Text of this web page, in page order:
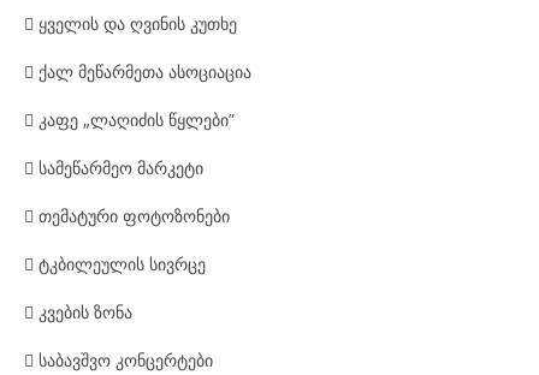
 ყველის და ღვინის კუთხე
 ქალ მეწარმეთა ასოციაცია
 კაფე „ლაღიძის წყლები”
 სამეწარმეო მარკეტი
 თემატური ფოტოზონები
 ტკბილეულის სივრცე
 კვების ზონა
 საბავშვო კონცერტები